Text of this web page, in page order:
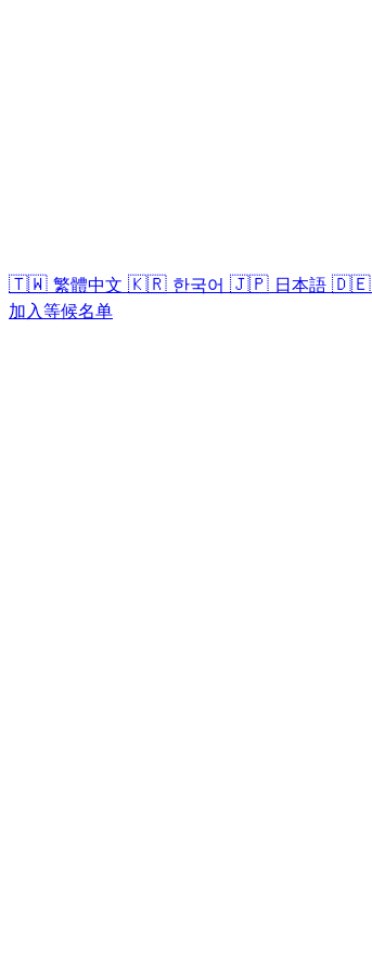
🇹🇼 繁體中文 🇰🇷 한국어 🇯🇵 日本語 🇩🇪
加入等候名单